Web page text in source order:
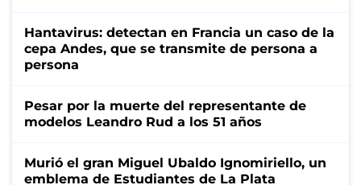
Hantavirus: detectan en Francia un caso de la
cepa Andes, que se transmite de persona a
persona
Pesar por la muerte del representante de
modelos Leandro Rud a los 51 años
Murió el gran Miguel Ubaldo Ignomiriello, un
emblema de Estudiantes de La Plata